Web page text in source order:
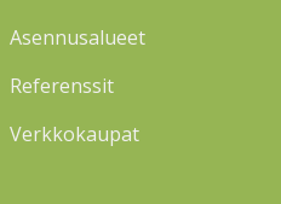
Asennusalueet
Referenssit
Verkkokaupat